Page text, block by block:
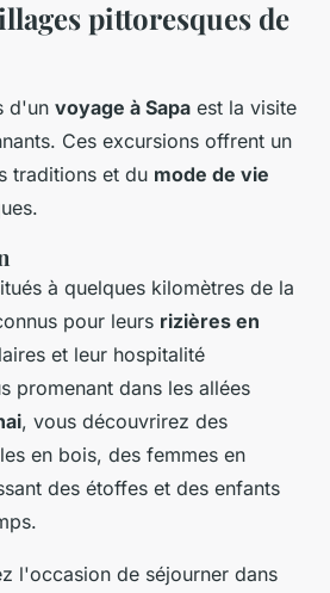
pittoresques de
d'un voyage à Sapa est la visite
Ces excursions offrent un
traditions et du mode de vie
à quelques kilomètres de la
pour leurs rizières en
et leur hospitalité
promenant dans les allées
, vous découvrirez des
en bois, des femmes en
des étoffes et des enfants
l'occasion de séjourner dans